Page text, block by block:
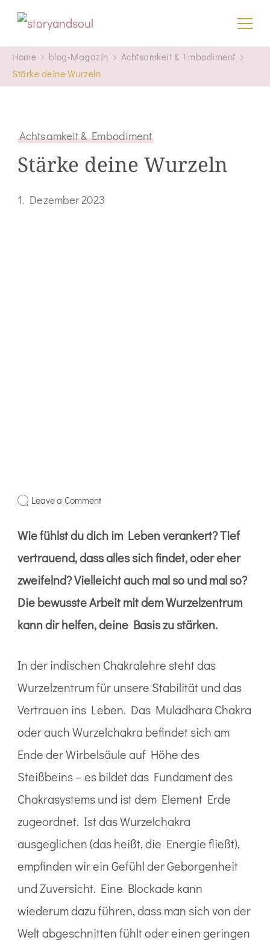
storyandsoul
Home blog-Magazin
Achtsamkeit & Embodiment
Stärke deine Wurzeln
Achtsamkeit & Embodiment
Stärke deine Wurzeln
1. Dezember 2023
Leave a Comment
Wie fühlst du dich im Leben verankert? Tief
vertrauend, dass alles sich findet, oder eher
zweifelnd? Vielleicht auch mal so und mal so?
Die bewusste Arbeit mit dem Wurzelzentrum
kann dir helfen, deine Basis zu stärken.
In der indischen Chakralehre steht das
Wurzelzentrum für unsere Stabilität und das
Vertrauen ins Leben. Das Muladhara Chakra
oder auch Wurzelchakra befindet sich am
Ende der Wirbelsäule auf Höhe des
Steißbeins – es bildet das Fundament des
Chakrasystems und ist dem Element Erde
zugeordnet. Ist das Wurzelchakra
ausgeglichen (das heißt, die Energie fließt),
empfinden wir ein Gefühl der Geborgenheit
und Zuversicht. Eine Blockade kann
wiederum dazu führen, dass man sich von der
Welt abgeschnitten fühlt oder einen geringen